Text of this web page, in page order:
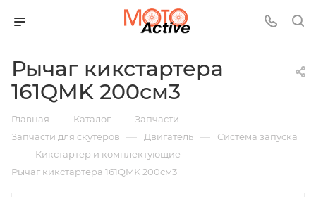
Рычаг кикстартера
161QMK 200см3
Главная — Каталог — Запчасти —
Запчасти для скутеров — Двигатель — Система запуска
— Кикстартер и комплектующие —
Рычаг кикстартера 161QMK 200см3